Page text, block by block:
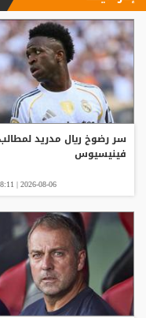
سر رضوخ ريال مدريد
فينيسيوس
2026-08-06 | 08:11 ص